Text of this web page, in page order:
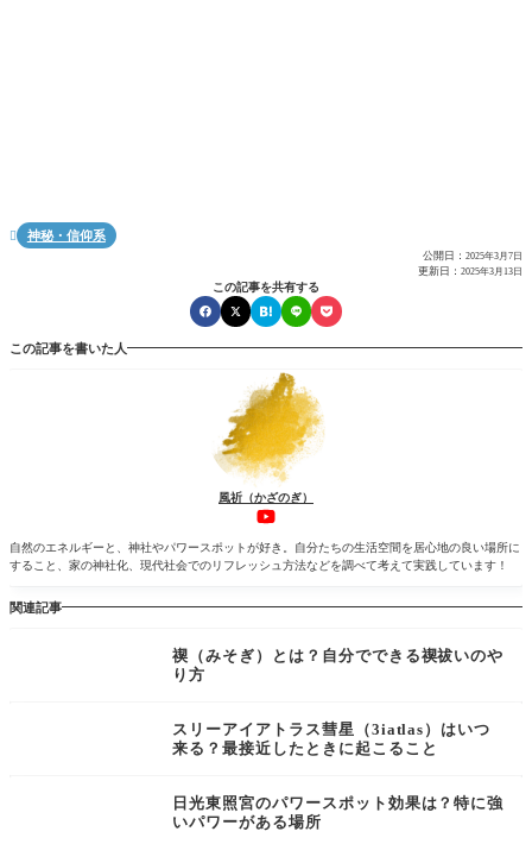
 神秘・信仰系
公開日： 2025年3月7日
更新日： 2025年3月13日
この記事を共有する
この記事を書いた人
風祈（かざのぎ）
自然のエネルギーと、神社やパワースポットが好き。自分たちの生活空間を居心地の良い場所に
すること、家の神社化、現代社会でのリフレッシュ方法などを調べて考えて実践しています！
関連記事
禊（みそぎ）とは？自分でできる禊祓いのや
り方
スリーアイアトラス彗星（3iatlas）はいつ
来る？最接近したときに起こること
日光東照宮のパワースポット効果は？特に強
いパワーがある場所